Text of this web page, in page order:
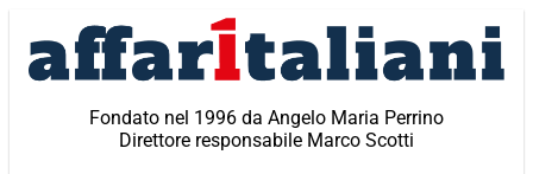
contenuto
Fondato nel 1996 da Angelo Maria Perrino
Direttore responsabile Marco Scotti